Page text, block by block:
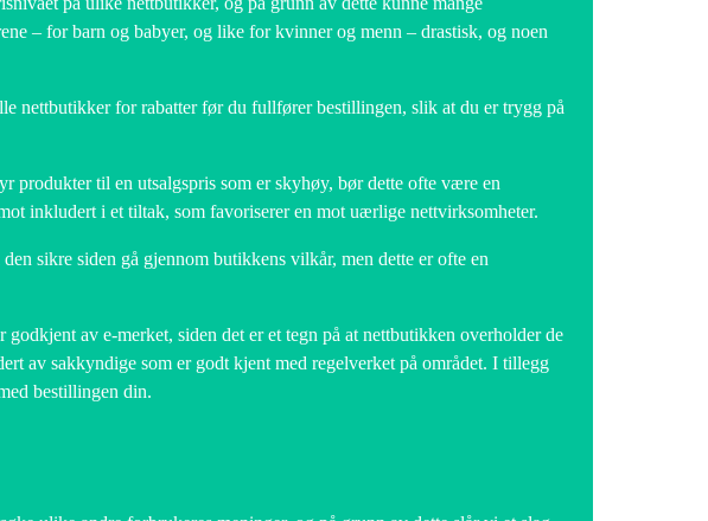
– for barn og babyer, og like for kvinner og menn – drastisk, og noen
nettbutikker for rabatter før du fullfører bestillingen, slik at du er trygg på
produkter til en utsalgspris som er skyhøy, bør dette ofte være en
inkludert i et tiltak, som favoriserer en mot uærlige nettvirksomheter.
sikre siden gå gjennom butikkens vilkår, men dette er ofte en
av e-merket, siden det er et tegn på at nettbutikken overholder de
av sakkyndige som er godt kjent med regelverket på området. I tillegg
bestillingen din.